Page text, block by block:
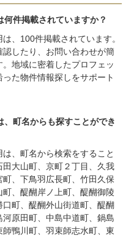
件掲載されていますか？
、100件掲載されています。
したり、お問い合わせが簡
地域に密着したプロフェッ
た物件情報探しをサポート
町名からも探すことができ
、町名から検索をすること
大山町、京町２丁目、久我
、下鳥羽広長町、竹田久保
、醍醐岸ノ上町、醍醐御陵
町、醍醐外山街道町、醍醐
原田町、中島中道町、鍋島
鴨川町、羽束師志水町、東